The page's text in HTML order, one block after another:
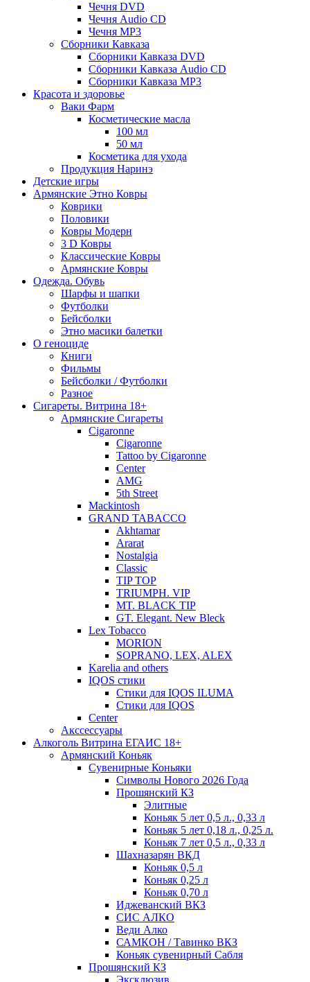
Чечня DVD
Чечня Audio CD
Чечня MP3
Сборники Кавказа
Сборники Кавказа DVD
Сборники Кавказа Audio CD
Сборники Кавказа MP3
Красота и здоровье
Ваки Фарм
Косметические масла
100 мл
50 мл
Косметика для ухода
Продукция Наринэ
Детские игры
Армянские Этно Ковры
Коврики
Половики
Ковры Модерн
3 D Ковры
Классические Ковры
Армянские Ковры
Одежда. Обувь
Шарфы и шапки
Футболки
Бейсболки
Этно масики балетки
О геноциде
Книги
Фильмы
Бейсболки / Футболки
Разное
Сигареты. Витрина 18+
Армянские Сигареты
Cigaronne
Cigaronne
Tattoo by Cigaronne
Center
AMG
5th Street
Mackintosh
GRAND TABACCO
Akhtamar
Ararat
Nostalgia
Classic
TIP TOP
TRIUMPH. VIP
MT. BLACK TIP
GT. Elegant. New Bleck
Lex Tobacco
MORION
SOPRANO, LEX, ALEX
Karelia and others
IQOS стики
Стики для IQOS ILUMA
Стики для IQOS
Сenter
Акссессуары
Алкоголь Витрина ЕГАИС 18+
Армянский Коньяк
Сувенирные Коньяки
Символы Нового 2026 Года
Прошянский КЗ
Элитные
Коньяк 5 лет 0,5 л., 0,33 л
Коньяк 5 лет 0,18 л., 0,25 л.
Коньяк 7 лет 0,5 л., 0,33 л
Шахназарян ВКД
Коньяк 0,5 л
Коньяк 0,25 л
Коньяк 0,70 л
Иджеванский ВКЗ
СИС АЛКО
Веди Алко
САМКОН / Тавинко ВКЗ
Коньяк сувенирный Сабля
Прошянский КЗ
Эксклюзив